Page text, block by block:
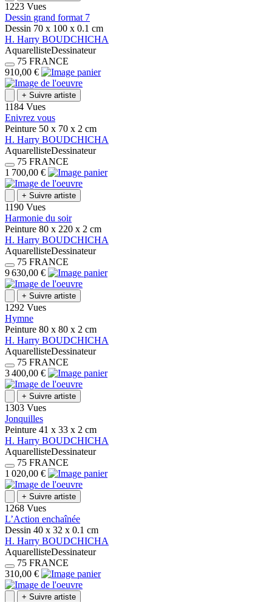
1223 Vues
Dessin grand format 7
Dessin 70 x 100 x 0.1 cm
H. Harry BOUDCHICHA
AquarellisteDessinateur
75 FRANCE
910,00 €
+ Suivre artiste
1184 Vues
Enivrez vous
Peinture 50 x 70 x 2 cm
H. Harry BOUDCHICHA
AquarellisteDessinateur
75 FRANCE
1 700,00 €
+ Suivre artiste
1190 Vues
Harmonie du soir
Peinture 80 x 220 x 2 cm
H. Harry BOUDCHICHA
AquarellisteDessinateur
75 FRANCE
9 630,00 €
+ Suivre artiste
1292 Vues
Hymne
Peinture 80 x 80 x 2 cm
H. Harry BOUDCHICHA
AquarellisteDessinateur
75 FRANCE
3 400,00 €
+ Suivre artiste
1303 Vues
Jonquilles
Peinture 41 x 33 x 2 cm
H. Harry BOUDCHICHA
AquarellisteDessinateur
75 FRANCE
1 020,00 €
+ Suivre artiste
1268 Vues
L’Action enchaînée
Dessin 40 x 32 x 0.1 cm
H. Harry BOUDCHICHA
AquarellisteDessinateur
75 FRANCE
310,00 €
+ Suivre artiste